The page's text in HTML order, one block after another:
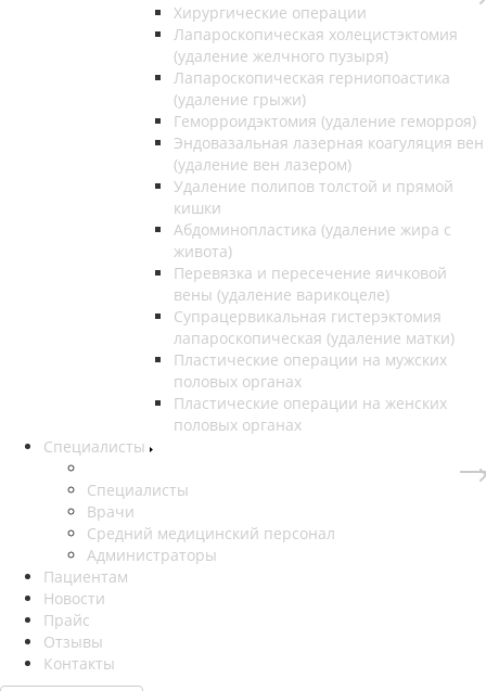
Хирургические операции
Лапароскопическая холецистэктомия
(удаление желчного пузыря)
Лапароскопическая герниопоастика
(удаление грыжи)
Геморроидэктомия (удаление геморроя)
Эндовазальная лазерная коагуляция вен
(удаление вен лазером)
Удаление полипов толстой и прямой
кишки
Абдоминопластика (удаление жира с
живота)
Перевязка и пересечение яичковой
вены (удаление варикоцеле)
Супрацервикальная гистерэктомия
лапароскопическая (удаление матки)
Пластические операции на мужских
половых органах
Пластические операции на женских
половых органах
Специалисты
Специалисты
Врачи
Средний медицинский персонал
Администраторы
Пациентам
Новости
Прайс
Отзывы
Контакты